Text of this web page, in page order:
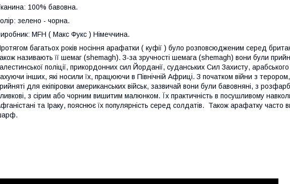
100% бавовна.
зелено - чорна.
MFH ( Макс Фукс ) Німеччина.
багатьох років носіння арафатки ( куфії ) було розповсюдженим серед
називають її шемаг (shemagh). З-за зручності шемага (shemagh) вони були
поліції, прикордонних сил Йорданії, суданських Сил Захисту,
інших, які носили їх, працюючи в Північній Африці. З початком війни з
для екіпіровки американських військ, зазвичай вони були бавовняні, з
з сірим або чорним вишитим малюнком. Їх практичність в посушливому
та Іраку, пояснює їх популярність серед солдатів. Також арафатку часто